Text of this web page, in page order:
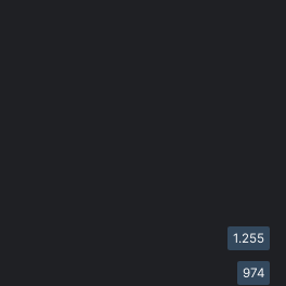
1.255
974